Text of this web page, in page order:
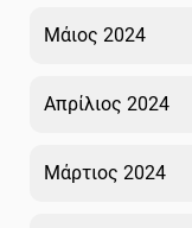
Μάιος 2024
Απρίλιος 2024
Μάρτιος 2024